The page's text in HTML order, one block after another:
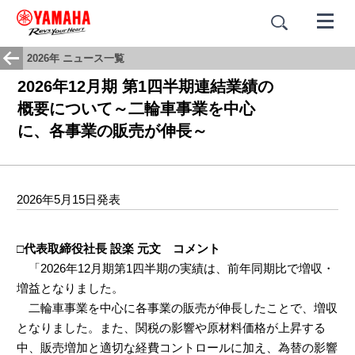
2026年 ニュース一覧
2026年12月期 第1四半期連結業績の
概要について～二輪車事業を中心
に、各事業の販売が伸長～
2026年5月15日発表
□代表取締役社長 設楽 元文 コメント
「2026年12月期第1四半期の実績は、前年同期比で増収・
増益となりました。
二輪車事業を中心に各事業の販売が伸長したことで、増収
となりました。また、関税の影響や原材料価格が上昇する
中、販売増加と適切な経費コントロールに加え、為替の影響